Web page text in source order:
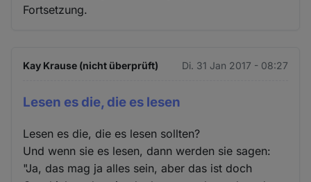
Fortsetzung.
Kay Krause (nicht überprüft) Di. 31 Jan 2017 - 08:27
Lesen es die, die es lesen
Lesen es die, die es lesen sollten?
Und wenn sie es lesen, dann werden sie sagen:
"Ja, das mag ja alles sein, aber das ist doch